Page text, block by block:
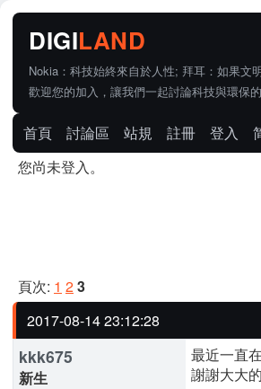
Nokia：科技始終來自於人性; 拜耳：如果文
歡迎您的加入，讓我們一起討論科技與環保
首頁 討論區 站規 註冊 登入
您尚未登入。
頁次: 1 23
2017-08-14 23:12:28
kkk675
新生
最近一直
謝謝大大